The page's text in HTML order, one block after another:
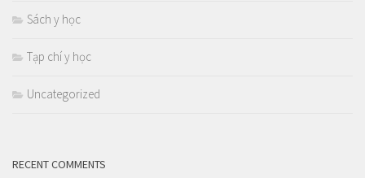
Sách y học
Tạp chí y học
Uncategorized
RECENT COMMENTS